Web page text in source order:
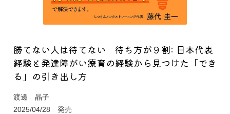
勝てない人は待てない 待ち方が９割: 日本代表
経験と発達障がい療育の経験から見つけた「でき
る」の引き出し方
渡邊 晶子
2025/04/28 発売